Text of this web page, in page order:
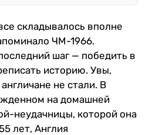
складывалось вполне
ЧМ-1966.
шаг — победить в
историю. Увы,
не стали. В
на домашней
неудачницы, которой она
лет, Англия